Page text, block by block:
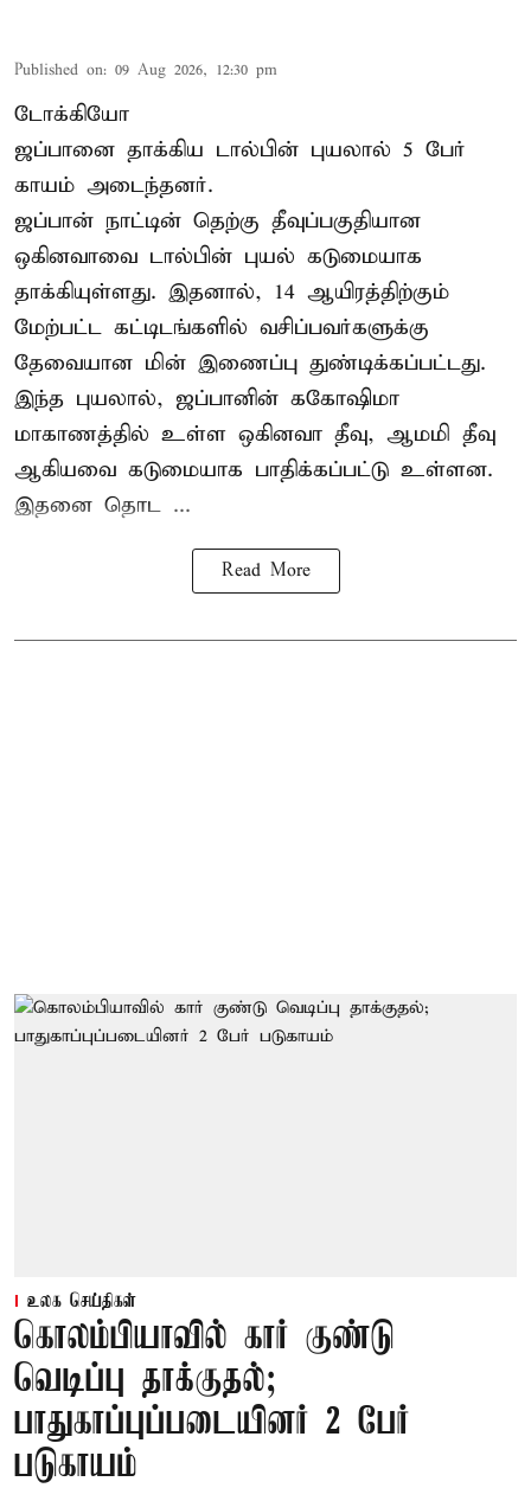
Published on: 09 Aug 2026, 12:30 pm
டோக்கியோ
ஜப்பானை தாக்கிய டால்பின் புயலால் 5 பேர்
காயம் அடைந்தனர்.
ஜப்பான் நாட்டின் தெற்கு தீவுப்பகுதியான
ஒகினவாவை டால்பின் புயல் கடுமையாக
தாக்கியுள்ளது. இதனால், 14 ஆயிரத்திற்கும்
மேற்பட்ட கட்டிடங்களில் வசிப்பவர்களுக்கு
தேவையான மின் இணைப்பு துண்டிக்கப்பட்டது.
இந்த புயலால், ஜப்பானின் ககோஷிமா
மாகாணத்தில் உள்ள ஒகினவா தீவு, ஆமமி தீவு
ஆகியவை கடுமையாக பாதிக்கப்பட்டு உள்ளன.
இதனை தொட ...
Read More
உலக செய்திகள்
கொலம்பியாவில் கார் குண்டு
வெடிப்பு தாக்குதல்;
பாதுகாப்புப்படையினர் 2 பேர்
படுகாயம்